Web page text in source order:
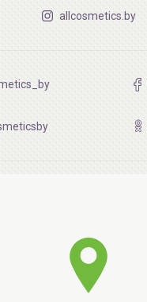
allcosmetics.by